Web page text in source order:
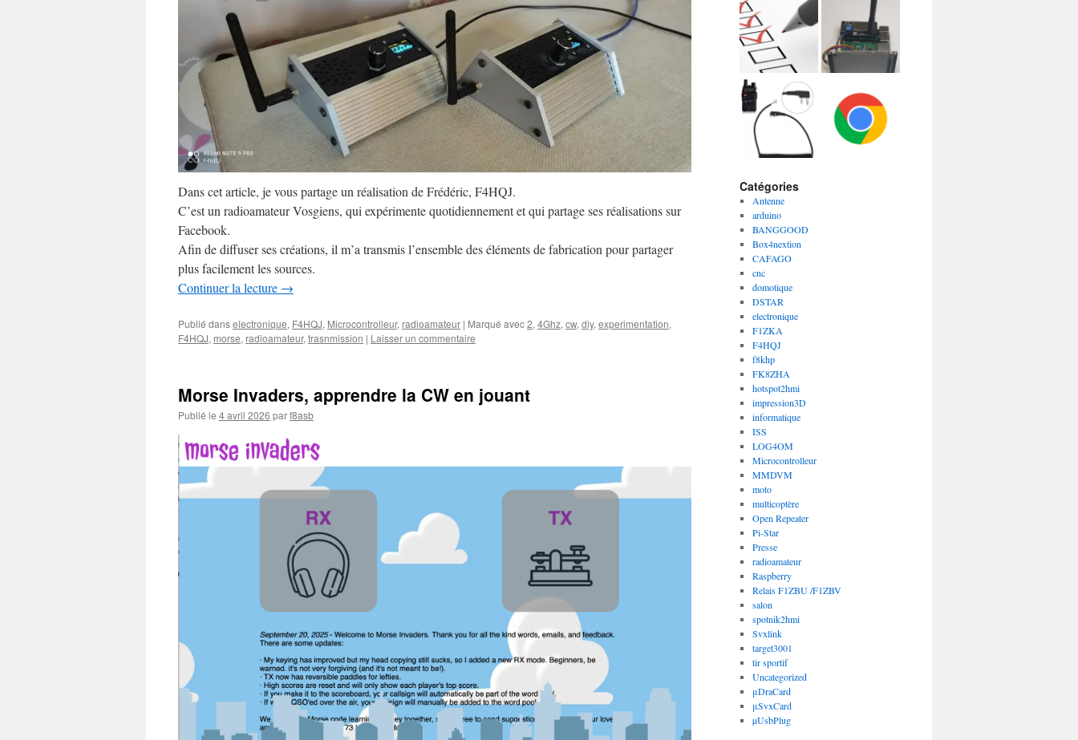
Dans cet article, je vous partage un réalisation de Frédéric, F4HQJ.
C’est un radioamateur Vosgiens, qui expérimente quotidiennement et qui partage ses réalisations sur
Facebook.
Afin de diffuser ses créations, il m’a transmis l’ensemble des éléments de fabrication pour partager
plus facilement les sources.
Continuer la lecture →
Publié danselectronique, F4HQJ, Microcontrolleur, radioamateur | Marqué avec2, 4Ghz, cw, diy, experimentation,
F4HQJ, morse, radioamateur, trasnmission | Laisser un commentaire
Morse Invaders, apprendre la CW en jouant
Publié le 4 avril 2026 parf8asb
Catégories
Antenne
arduino
BANGGOOD
Box4nextion
CAFAGO
cnc
domotique
DSTAR
electronique
F1ZKA
F4HQJ
f8khp
FK8ZHA
hotspot2hmi
impression3D
informatique
ISS
LOG4OM
Microcontrolleur
MMDVM
moto
multicoptère
Open Repeater
Pi-Star
Presse
radioamateur
Raspberry
Relais F1ZBU /F1ZBV
salon
spotnik2hmi
Svxlink
target3001
tir sportif
Uncategorized
μDraCard
μSvxCard
µUsbPlug